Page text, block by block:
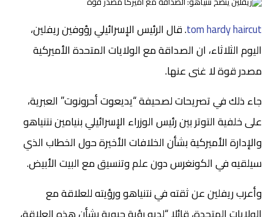
tom hardy haircut. قال الرئيس الإسرائيلي رؤوفين ريفلين،
اليوم الثلاثاء، ان الصداقة مع الولايات المتحدة الأميركية
مصدر قوة لا غنى عنها.
جاء ذلك في تصريحات لصحيفة “يديعوت أحرونوت” العبرية،
على خلفية التوتر بين رئيس الوزراء الإسرائيلي بنيامين نتنياهو
والإدارة الأميركية بشأن الخلافات الأخيرة حول الخطاب الذي
سيلقيه في الكونغرس دون علم وتنسيق مع البيت الأبيض.
وأعرب ريفلين عن ثقته في نتنياهو ورؤيته للعلاقة مع